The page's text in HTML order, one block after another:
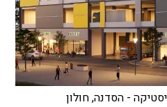
- הסדנה, חולון